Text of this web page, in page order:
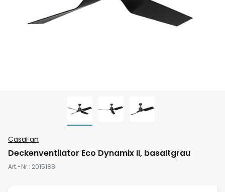
Anfang
der
Bildgalerie
CasaFan
Deckenventilator Eco Dynamix II, basaltgrau
Art.-Nr. 2015188